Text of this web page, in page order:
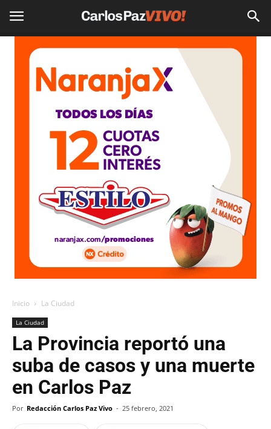
Inicio La Ciudad
La Ciudad
La Provincia reportó una
suba de casos y una muerte
en Carlos Paz
Por Redacción Carlos Paz Vivo - 25 febrero, 2021